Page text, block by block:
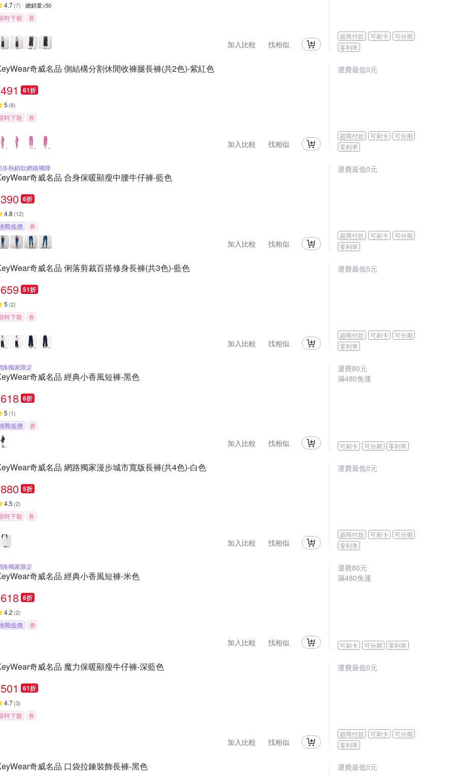
4.7(7) 總銷量>50
時下殺 券
加入比較 找相似
超商付款 可刷卡
可分期
零利率
奇威名品 側結構分割休閒收褲腿長褲(共2色)-紫紅色
491 61折
5 (6)
時下殺 券
加入比較 找相似
運費最低0元
超商付款 可刷卡
可分期
零利率
步熱銷款網路獨降
奇威名品 合身保暖顯瘦中腰牛仔褲-藍色
390 6折
4.8 (12)
戰低價 券
加入比較 找相似
運費最低0元
超商付款 可刷卡
可分期
零利率
奇威名品 俐落剪裁百搭修身長褲(共3色)-藍色
659 51折
5 (2)
時下殺 券
加入比較 找相似
運費最低0元
超商付款 可刷卡
可分期
零利率
路獨家限定
奇威名品 經典小香風短褲-黑色
618 6折
5 (1)
戰低價 券
加入比較 找相似
運費80元
滿480免運
可刷卡 可分期 零利率
奇威名品 網路獨家漫步城市寬版長褲(共4色)-白色
880 5折
4.5 (2)
時下殺 券
加入比較 找相似
運費最低0元
超商付款 可刷卡
可分期
零利率
路獨家限定
奇威名品 經典小香風短褲-米色
618 6折
4.2 (2)
戰低價 券
加入比較 找相似
運費80元
滿480免運
可刷卡 可分期 零利率
奇威名品 魔力保暖顯瘦牛仔褲-深藍色
501 61折
4.7(3)
時下殺 券
加入比較 找相似
運費最低0元
超商付款 可刷卡
可分期
零利率
奇威名品 口袋拉鍊裝飾長褲-黑色 運費最低0元